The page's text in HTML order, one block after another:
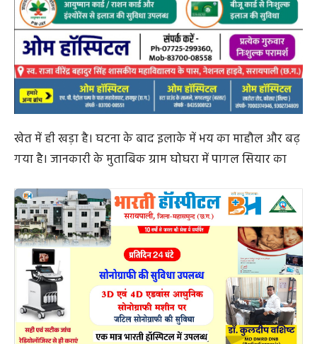
खेत में ही खड़ा है। घटना के बाद इलाके में भय का माहौल और बढ़
गया है। जानकारी के मुताबिक ग्राम घोघरा में पागल सियार का